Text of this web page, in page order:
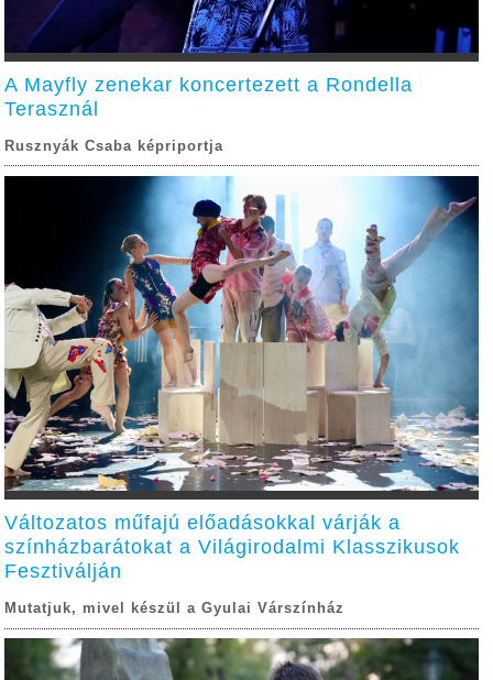
A Mayfly zenekar koncertezett a Rondella
Terasznál
Rusznyák Csaba képriportja
Változatos műfajú előadásokkal várják a
színházbarátokat a Világirodalmi Klasszikusok
Fesztiválján
Mutatjuk, mivel készül a Gyulai Várszínház